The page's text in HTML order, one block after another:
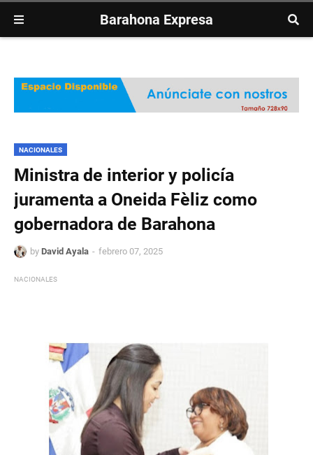
Barahona Expresa
NACIONALES
Ministra de interior y policía
juramenta a Oneida Fèliz como
gobernadora de Barahona
by David Ayala febrero 07, 2025
NACIONALES